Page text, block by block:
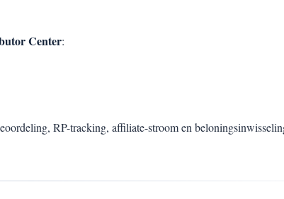
Center:
RP-tracking, affiliate-stroom en